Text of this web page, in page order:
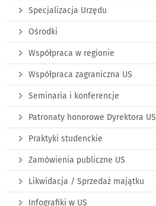
Specjalizacja Urzędu
Ośrodki
Współpraca w regionie
Współpraca zagraniczna US
Seminaria i konferencje
Patronaty honorowe Dyrektora US
Praktyki studenckie
Zamówienia publiczne US
Likwidacja / Sprzedaż majątku
Infografiki w US